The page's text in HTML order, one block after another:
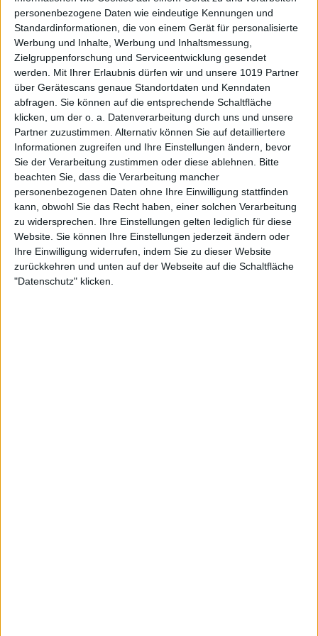
personenbezogene Daten wie eindeutige Kennungen und
Standardinformationen, die von einem Gerät für personalisierte
Werbung und Inhalte, Werbung und Inhaltsmessung,
Zielgruppenforschung und Serviceentwicklung gesendet
werden.
Mit Ihrer Erlaubnis dürfen wir und unsere 1019 Partner
über Gerätescans genaue Standortdaten und Kenndaten
abfragen. Sie können auf die entsprechende Schaltfläche
klicken, um der o. a. Datenverarbeitung durch uns und unsere
Partner zuzustimmen. Alternativ können Sie auf detailliertere
Informationen zugreifen und Ihre Einstellungen ändern, bevor
Sie der Verarbeitung zustimmen oder diese ablehnen.
Bitte
beachten Sie, dass die Verarbeitung mancher
personenbezogenen Daten ohne Ihre Einwilligung stattfinden
kann, obwohl Sie das Recht haben, einer solchen Verarbeitung
zu widersprechen. Ihre Einstellungen gelten lediglich für diese
Website. Sie können Ihre Einstellungen jederzeit ändern oder
Ihre Einwilligung widerrufen, indem Sie zu dieser Website
zurückkehren und unten auf der Webseite auf die Schaltfläche
"Datenschutz" klicken.